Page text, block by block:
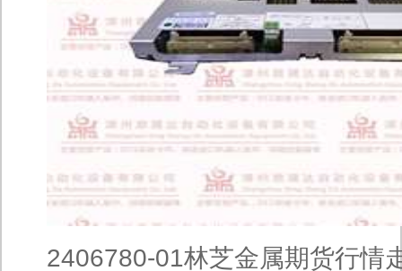
2406780-01林芝金属期货行情